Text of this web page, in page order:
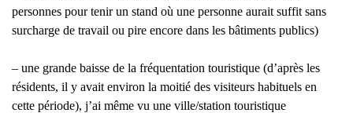
personnes pour tenir un stand où une personne aurait suffit sans
surcharge de travail ou pire encore dans les bâtiments publics)
– une grande baisse de la fréquentation touristique (d’après les
résidents, il y avait environ la moitié des visiteurs habituels en
cette période), j’ai même vu une ville/station touristique